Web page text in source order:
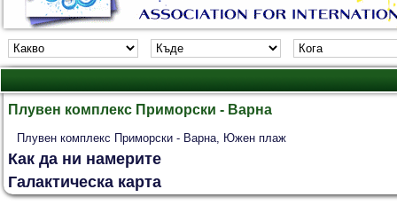
Плувен комплекс Приморски - Варна
Плувен комплекс Приморски - Варна, Южен плаж
Как да ни намерите
Галактическа карта